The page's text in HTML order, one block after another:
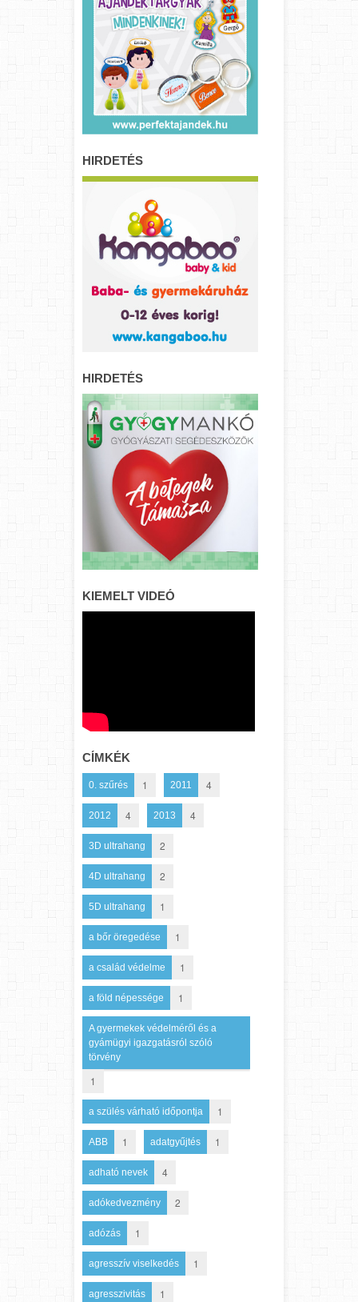
HIRDETÉS
HIRDETÉS
KIEMELT VIDEÓ
CÍMKÉK
0. szűrés 1 2011 4
2012 4 2013 4
3D ultrahang 2
4D ultrahang 2
5D ultrahang 1
a bőr öregedése 1
a család védelme 1
a föld népessége 1
A gyermekek védelméről és a
gyámügyi igazgatásról szóló
törvény
1
a szülés várható időpontja 1
ABB 1 adatgyűjtés 1
adható nevek 4
adókedvezmény 2
adózás 1
agresszív viselkedés 1
agresszivitás 1